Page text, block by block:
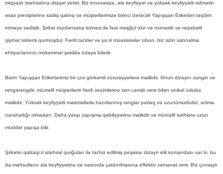
miqyaslı istehsalına diqqət yetirir. Biz innovasiya, əla keyfiyyət və yüksək keyfiyyətli xidmətin
əsas prinsiplərinə sadiq qalırıq və müştərilərimizə birinci dərəcəli Yapışqan Etiketləri təqdim
etməyə sadiqik. Şirkət topdansatış biznesi ilə fəal məşğul olur və münasib və rəqabətli
qiymət sistemi qurmuşdur. Fərdi tacirlər və ya iri müəssisələr olsun, biz sizin satınalma
ehtiyaclarınızı mükəmməl şəkildə ödəyə bilərik.
Bizim Yapışqan Etiketlərimiz bir çox görkəmli xüsusiyyətlərə malikdir. Onun dizaynı zəngin və
rəngarəngdir, müxtəlif müştərilərin fərdi seçimlərinə tam cavab verə bilən unikal üsluba
malikdir; Yüksək keyfiyyətli materiallarla hazırlanmış rənglər parlaq və uzunömürlüdür, solma
narahatlığı olmadan; Daha yaxşı yapışma qabiliyyətinə malikdir və müxtəlif səthlərə uzun
müddət yapışa bilir.
Şirkətin qabaqcıl istehsal qurğuları ilə təchiz edilmiş peşəkar dizayn elit komandası var ki, bu
da məhsulların əla keyfiyyətinə və vaxtında çatdırılmasına effektiv zəmanət verir. Biz çoxsaylı